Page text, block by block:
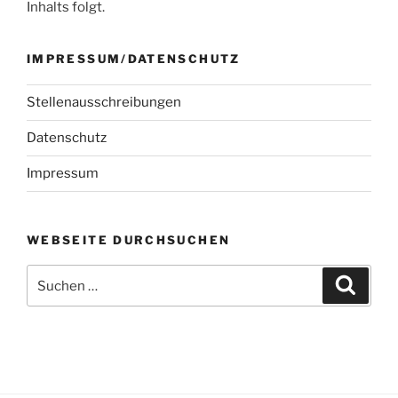
Inhalts folgt.
IMPRESSUM/DATENSCHUTZ
Stellenausschreibungen
Datenschutz
Impressum
WEBSEITE DURCHSUCHEN
nach: